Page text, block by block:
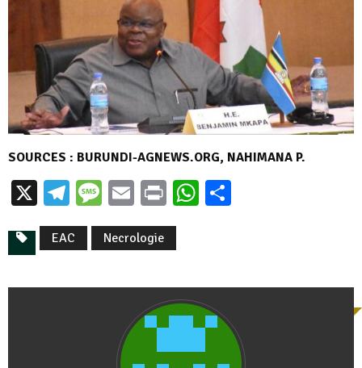
SOURCES : BURUNDI-AGNEWS.ORG, NAHIMANA P.
X Telegram
Message
EmailPrintWhatsApp
EAC Necrologie